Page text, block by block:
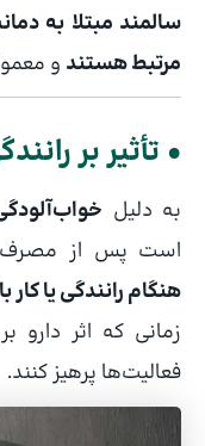
سالمند مبتلا به
مرتبط هستند و
• تأثیر بر
به دلیل
است پس از مصرف
هنگام رانندگی یا
زمانی که اثر
فعالیت‌ها پرهیز کنند.